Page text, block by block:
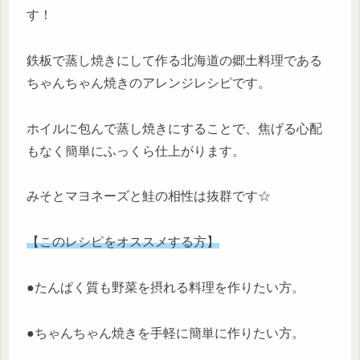
す！
鉄板で蒸し焼きにして作る北海道の郷土料理である
ちゃんちゃん焼きのアレンジレシピです。
ホイルに包んで蒸し焼きにすることで、焦げる心配
もなく簡単にふっくら仕上がります。
みそとマヨネーズと鮭の相性は抜群です☆
【このレシピをオススメする方】
●たんぱく質も野菜を摂れる料理を作りたい方。
●ちゃんちゃん焼きを手軽に簡単に作りたい方。